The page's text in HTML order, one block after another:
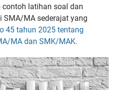
contoh latihan soal dan
SMA/MA sederajat yang
45 tahun 2025 tentang
MA dan SMK/MAK.